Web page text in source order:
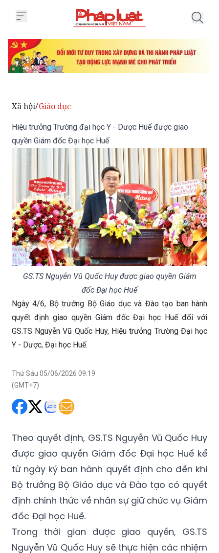
Xã hội/Giáo dục
Hiệu trưởng Trường đại học Y - Dược Huế được giao
quyền Giám đốc Đại học Huế
GS.TS Nguyễn Vũ Quốc Huy được giao quyền Giám
đốc Đại học Huế
Ngày 4/6, Bộ trưởng Bộ Giáo dục và Đào tạo ban hành
quyết định giao quyền Giám đốc Đại học Huế đối với
GS.TS Nguyễn Vũ Quốc Huy, Hiệu trưởng Trường Đại học
Y - Dược, Đại học Huế.
Thứ Sáu 05/06/2026 09:19
(GMT+7)
Theo quyết định, GS.TS Nguyễn Vũ Quốc Huy
được giao quyền Giám đốc Đại học Huế kể
từ ngày ký ban hành quyết định cho đến khi
Bộ trưởng Bộ Giáo dục và Đào tạo có quyết
định chính thức về nhân sự giữ chức vụ Giám
đốc Đại học Huế.
Trong thời gian được giao quyền, GS.TS
Nguyễn Vũ Quốc Huy sẽ thực hiện các nhiệm